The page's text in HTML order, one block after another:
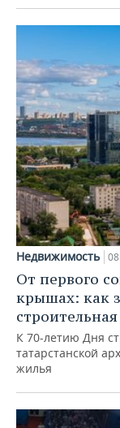
Недвижимость
От первого
крышах: как
К 70-летию Дня
татарстанской
жилья